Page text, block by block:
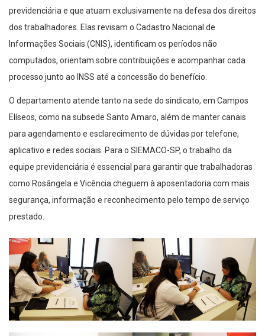
previdenciária e que atuam exclusivamente na defesa dos direitos
dos trabalhadores. Elas revisam o Cadastro Nacional de
Informações Sociais (CNIS), identificam os períodos não
computados, orientam sobre contribuições e acompanhar cada
processo junto ao INSS até a concessão do benefício.
O departamento atende tanto na sede do sindicato, em Campos
Elíseos, como na subsede Santo Amaro, além de manter canais
para agendamento e esclarecimento de dúvidas por telefone,
aplicativo e redes sociais. Para o SIEMACO-SP, o trabalho da
equipe previdenciária é essencial para garantir que trabalhadoras
como Rosângela e Vicência cheguem à aposentadoria com mais
segurança, informação e reconhecimento pelo tempo de serviço
prestado.